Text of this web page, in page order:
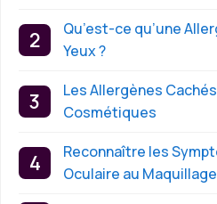
Qu’est-ce qu’une
Yeux ?
Les Allergènes
Cosmétiques
Reconnaître les
Oculaire au Maquillage